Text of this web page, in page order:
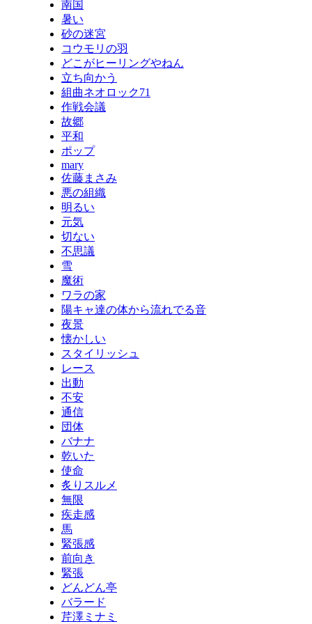
南国
暑い
砂の迷宮
コウモリの羽
どこがヒーリングやねん
立ち向かう
組曲ネオロック71
作戦会議
故郷
平和
ポップ
mary
佐藤まさみ
悪の組織
明るい
元気
切ない
不思議
雪
魔術
ワラの家
陽キャ達の体から流れでる音
夜景
懐かしい
スタイリッシュ
レース
出動
不安
通信
団体
バナナ
乾いた
使命
炙りスルメ
無限
疾走感
馬
緊張感
前向き
緊張
どんどん亭
バラード
芹澤ミナミ